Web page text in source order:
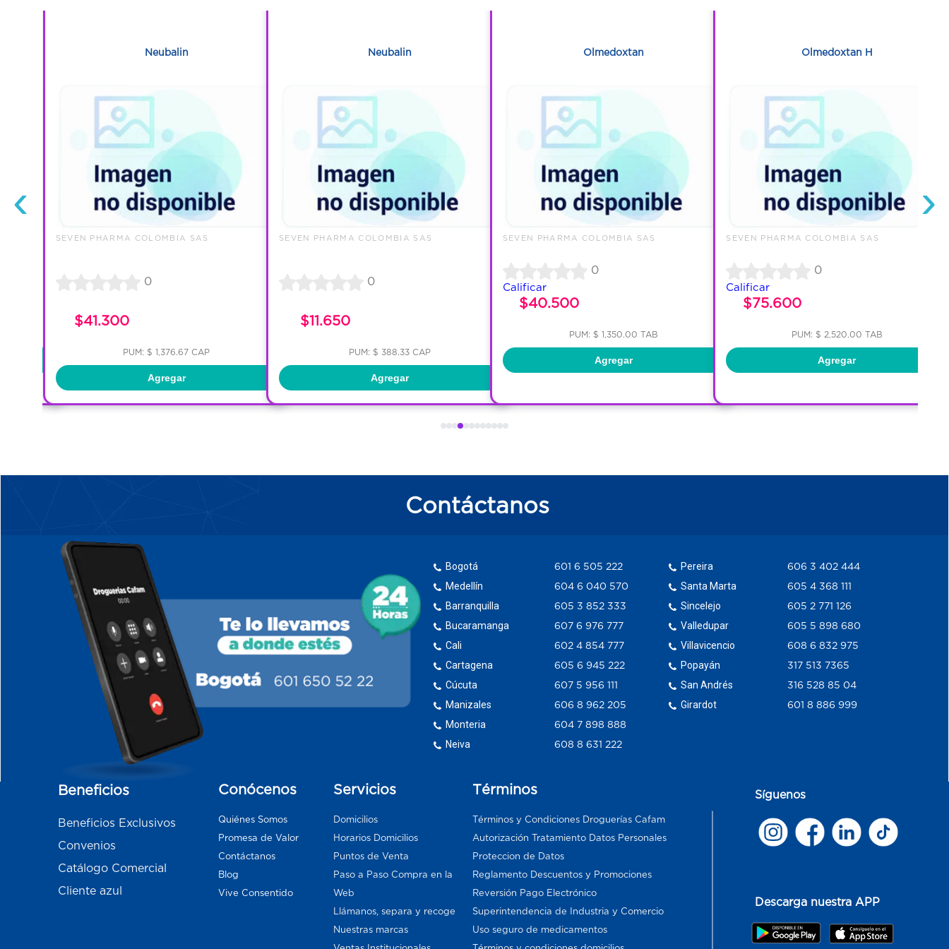
‹
Neubalin
SEVEN PHARMA COLOMBIA SAS
0
$41.300
PUM: $ 1,376.67 CAP
Agregar
Neubalin
SEVEN PHARMA COLOMBIA SAS
0
$11.650
PUM: $ 388.33 CAP
Agregar
Olmedoxtan
SEVEN PHARMA COLOMBIA SAS
0
Calificar
$40.500
PUM: $ 1,350.00 TAB
Agregar
Olmedoxtan H
SEVEN PHARMA COLOMBIA SAS
0
Calificar
$75.600
PUM: $ 2,520.00 TAB
Agregar
›
Contáctanos
Bogotá
Medellín
Barranquilla
Bucaramanga
Cali
Cartagena
Cúcuta
Manizales
Monteria
Neiva
601 6 505 222
604 6 040 570
605 3 852 333
607 6 976 777
602 4 854 777
605 6 945 222
607 5 956 111
606 8 962 205
604 7 898 888
608 8 631 222
Pereira
Santa Marta
Sincelejo
Valledupar
Villavicencio
Popayán
San Andrés
Girardot
606 3 402 444
605 4 368 111
605 2 771 126
605 5 898 680
608 6 832 975
317 513 7365
316 528 85 04
601 8 886 999
Beneficios
Beneficios Exclusivos
Convenios
Catálogo Comercial
Cliente azul
Conócenos
Quiénes Somos
Promesa de Valor
Contáctanos
Blog
Vive Consentido
Servicios
Domicilios
Horarios Domicilios
Puntos de Venta
Paso a Paso Compra en la
Web
Llámanos, separa y recoge
Nuestras marcas
Términos
Términos y Condiciones Droguerías Cafam
Autorización Tratamiento Datos Personales
Proteccion de Datos
Reglamento Descuentos y Promociones
Reversión Pago Electrónico
Superintendencia de Industria y Comercio
Uso seguro de medicamentos
Síguenos
Descarga nuestra APP